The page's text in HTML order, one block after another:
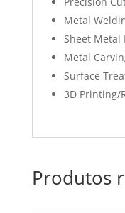
Metal
Sheet Metal
Metal
Surface
3D Printing/
Produtos